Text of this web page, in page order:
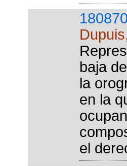
baja
la
en la
el